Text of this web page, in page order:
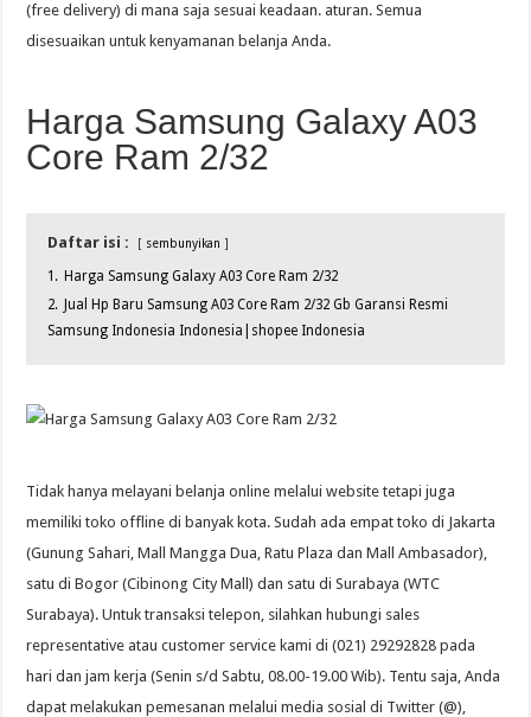
(free delivery) di mana saja sesuai keadaan. aturan. Semua
disesuaikan untuk kenyamanan belanja Anda.
Harga Samsung Galaxy A03
Core Ram 2/32
Daftar isi : sembunyikan
1. Harga Samsung Galaxy A03 Core Ram 2/32
2. Jual Hp Baru Samsung A03 Core Ram 2/32 Gb Garansi Resmi
Samsung Indonesia Indonesia|shopee Indonesia
Tidak hanya melayani belanja online melalui website tetapi juga
memiliki toko offline di banyak kota. Sudah ada empat toko di Jakarta
(Gunung Sahari, Mall Mangga Dua, Ratu Plaza dan Mall Ambasador),
satu di Bogor (Cibinong City Mall) dan satu di Surabaya (WTC
Surabaya). Untuk transaksi telepon, silahkan hubungi sales
representative atau customer service kami di (021) 29292828 pada
hari dan jam kerja (Senin s/d Sabtu, 08.00-19.00 Wib). Tentu saja, Anda
dapat melakukan pemesanan melalui media sosial di Twitter (@),